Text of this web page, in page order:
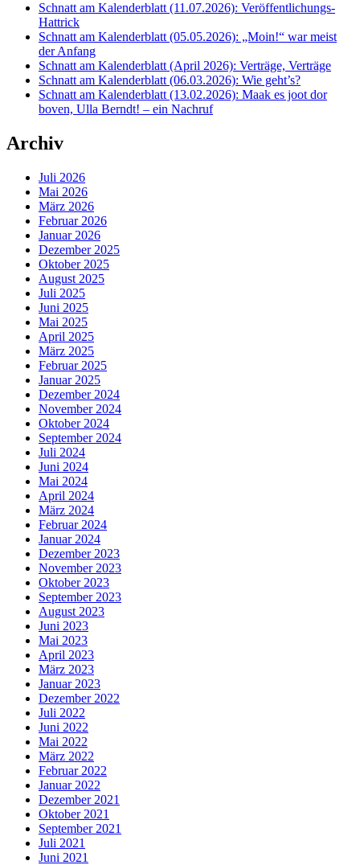
Schnatt am Kalenderblatt (11.07.2026): Veröffentlichungs-
Hattrick
Schnatt am Kalenderblatt (05.05.2026): „Moin!“ war meist
der Anfang
Schnatt am Kalenderblatt (April 2026): Verträge, Verträge
Schnatt am Kalenderblatt (06.03.2026): Wie geht’s?
Schnatt am Kalenderblatt (13.02.2026): Maak es joot dor
boven, Ulla Berndt! – ein Nachruf
Archiv
Juli 2026
Mai 2026
März 2026
Februar 2026
Januar 2026
Dezember 2025
Oktober 2025
August 2025
Juli 2025
Juni 2025
Mai 2025
April 2025
März 2025
Februar 2025
Januar 2025
Dezember 2024
November 2024
Oktober 2024
September 2024
Juli 2024
Juni 2024
Mai 2024
April 2024
März 2024
Februar 2024
Januar 2024
Dezember 2023
November 2023
Oktober 2023
September 2023
August 2023
Juni 2023
Mai 2023
April 2023
März 2023
Januar 2023
Dezember 2022
Juli 2022
Juni 2022
Mai 2022
März 2022
Februar 2022
Januar 2022
Dezember 2021
Oktober 2021
September 2021
Juli 2021
Juni 2021